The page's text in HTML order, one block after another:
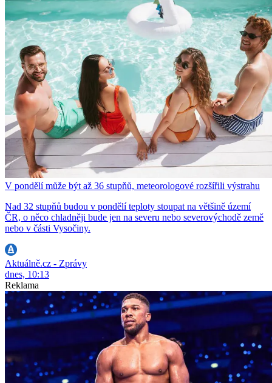
V pondělí může být až 36 stupňů, meteorologové rozšířili výstrahu
Nad 32 stupňů budou v pondělí teploty stoupat na většině území
ČR, o něco chladněji bude jen na severu nebo severovýchodě země
nebo v části Vysočiny.
Aktuálně.cz - Zprávy
dnes, 10:13
Reklama